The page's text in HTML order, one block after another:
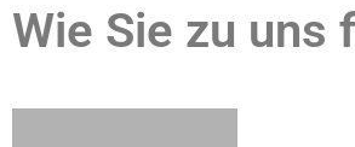
Wie Sie zu uns